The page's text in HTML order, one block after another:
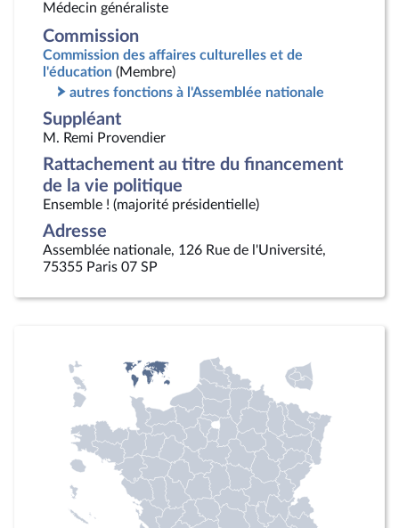
Médecin généraliste
Commission
Commission des affaires culturelles et de
l'éducation (Membre)
autres fonctions à l'Assemblée nationale
Suppléant
M. Remi Provendier
Rattachement au titre du financement
de la vie politique
Ensemble ! (majorité présidentielle)
Adresse
Assemblée nationale, 126 Rue de l'Université,
75355 Paris 07 SP